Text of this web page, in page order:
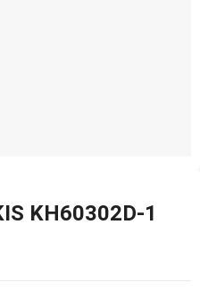
KH60302D-1